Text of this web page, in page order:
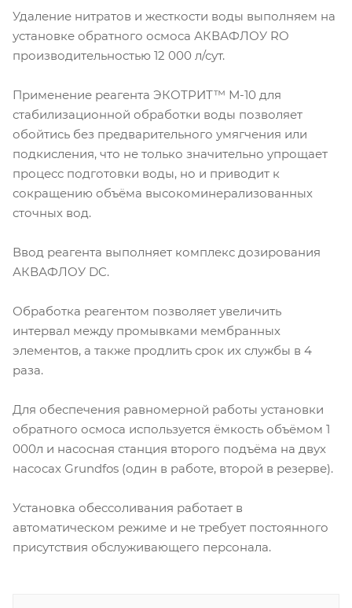
Удаление нитратов и жесткости воды выполняем на
установке обратного осмоса АКВАФЛОУ RO
производительностью 12 000 л/сут.
Применение реагента ЭКОТРИТ™ М-10 для
стабилизационной обработки воды позволяет
обойтись без предварительного умягчения или
подкисления, что не только значительно упрощает
процесс подготовки воды, но и приводит к
сокращению объёма высокоминерализованных
сточных вод.
Ввод реагента выполняет комплекс дозирования
АКВАФЛОУ DC.
Обработка реагентом позволяет увеличить
интервал между промывками мембранных
элементов, а также продлить срок их службы в 4
раза.
Для обеспечения равномерной работы установки
обратного осмоса используется ёмкость объёмом 1
000л и насосная станция второго подъёма на двух
насосах Grundfos (один в работе, второй в резерве).
Установка обессоливания работает в
автоматическом режиме и не требует постоянного
присутствия обслуживающего персонала.